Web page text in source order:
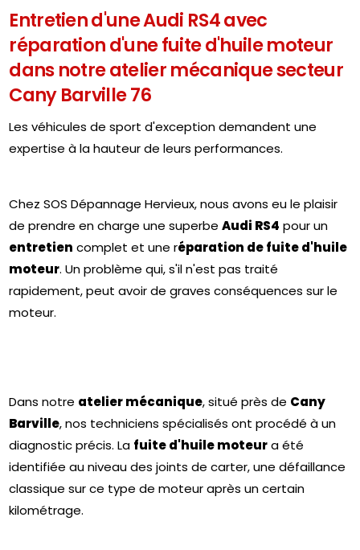
Entretien d'une Audi RS4 avec
réparation d'une fuite d'huile moteur
dans notre atelier mécanique secteur
Cany Barville 76
Les véhicules de sport d'exception demandent une
expertise à la hauteur de leurs performances.
Chez SOS Dépannage Hervieux, nous avons eu le plaisir
de prendre en charge une superbeAudi RS4 pour un
entretien complet et une réparation de fuite d'huile
moteur. Un problème qui, s'il n'est pas traité
rapidement, peut avoir de graves conséquences sur le
moteur.
Dans notre atelier mécanique, situé près de Cany
Barville, nos techniciens spécialisés ont procédé à un
diagnostic précis. La fuite d'huile moteura été
identifiée au niveau des joints de carter, une défaillance
classique sur ce type de moteur après un certain
kilométrage.